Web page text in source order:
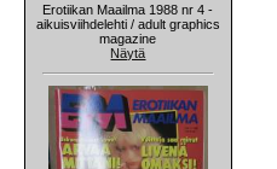
Erotiikan Maailma 1988 nr 4 -
aikuisviihdelehti / adult graphics
magazine
Näytä